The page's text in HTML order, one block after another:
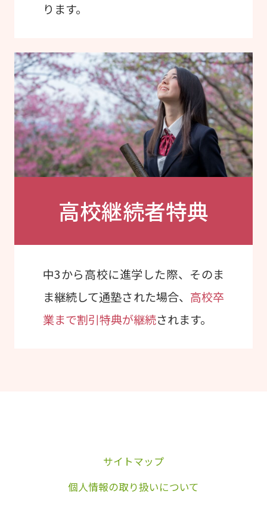
ります。
高校継続者特典
中3から高校に進学した際、そのま
ま継続して通塾された場合、 高校卒
業まで割引特典が継続されます。
サイトマップ
個人情報の取り扱いについて